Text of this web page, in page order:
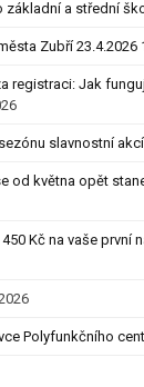
základní a střední
Zubří 23.4.2026
registraci: Jak
slavnostní akcí
od května opět
Kč na vaše první
Polyfunkčního